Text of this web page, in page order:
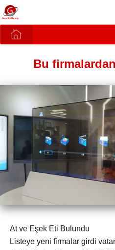
Bu
At ve Eşek Eti Bulundu
Listeye yeni firmalar girdi